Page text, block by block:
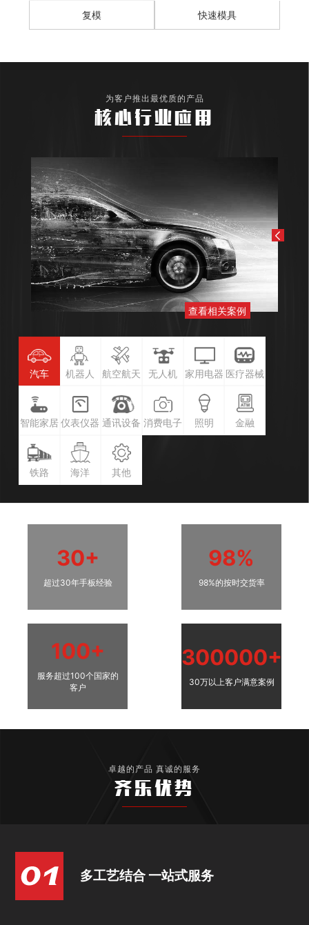
复模 快速模具
为客户推出最优质的产品
核心行业应用
查看相关案例
汽车 机器人 航空航天 无人机 家用电器 医疗器械
智能家居 仪表仪器 通讯设备 消费电子 照明 金融
铁路 海洋 其他
30+
超过30年手板经验
98%
98%的按时交货率
100+
服务超过100个国家的
客户
300000+
30万以上客户满意案例
卓越的产品 真诚的服务
齐乐优势
多工艺结合 一站式服务